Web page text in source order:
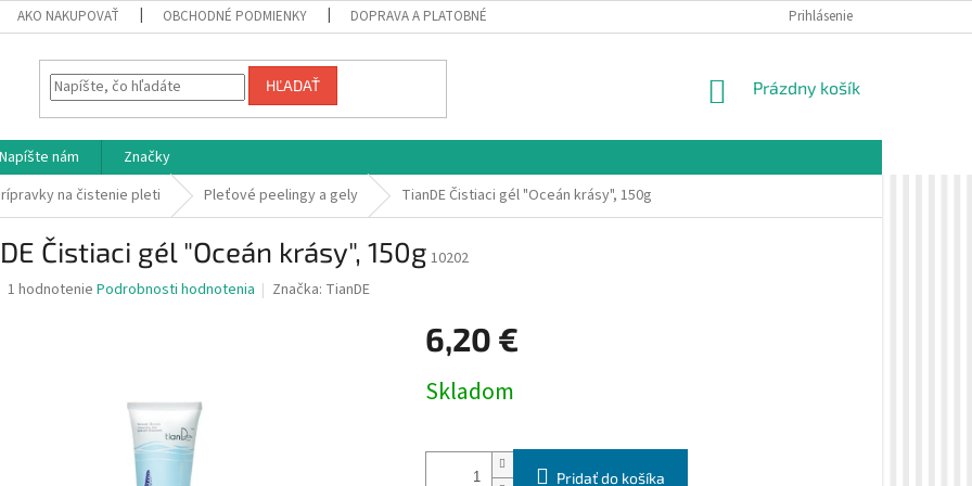
AKO NAKUPOVAŤ OBCHODNÉ PODMIENKY DOPRAVA A PLATOBNÉ PODMIENKY VZORKOVÁ PREDAJŇA
Prihlásenie
HĽADAŤ
NÁKUPNÝ
Prázdny košík
Napíšte nám
Značky
na čistenie pleti Pleťové peelingy a gely TianDE Čistiaci gél "Oceán krásy", 150g
Čistiaci gél "Oceán krásy", 150g 10202
Priemerné
1 hodnotenie Podrobnosti hodnotenia Značka: TianDE
6,20 €
cena:
Skladom
Pridať do košíka